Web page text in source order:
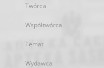
Twórca
Współtwórca
Temat
Wydawca